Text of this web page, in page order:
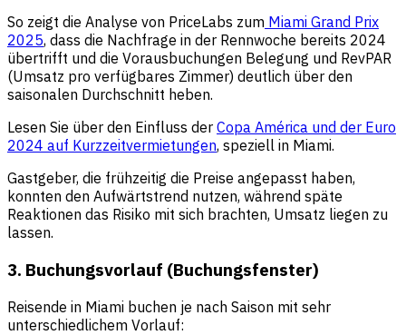
So zeigt die Analyse von PriceLabs zum Miami Grand Prix
2025, dass die Nachfrage in der Rennwoche bereits 2024
übertrifft und die Vorausbuchungen Belegung und RevPAR
(Umsatz pro verfügbares Zimmer) deutlich über den
saisonalen Durchschnitt heben.
Lesen Sie über den Einfluss der Copa América und der Euro
2024 auf Kurzzeitvermietungen, speziell in Miami.
Gastgeber, die frühzeitig die Preise angepasst haben,
konnten den Aufwärtstrend nutzen, während späte
Reaktionen das Risiko mit sich brachten, Umsatz liegen zu
lassen.
3. Buchungsvorlauf (Buchungsfenster)
Reisende in Miami buchen je nach Saison mit sehr
unterschiedlichem Vorlauf: